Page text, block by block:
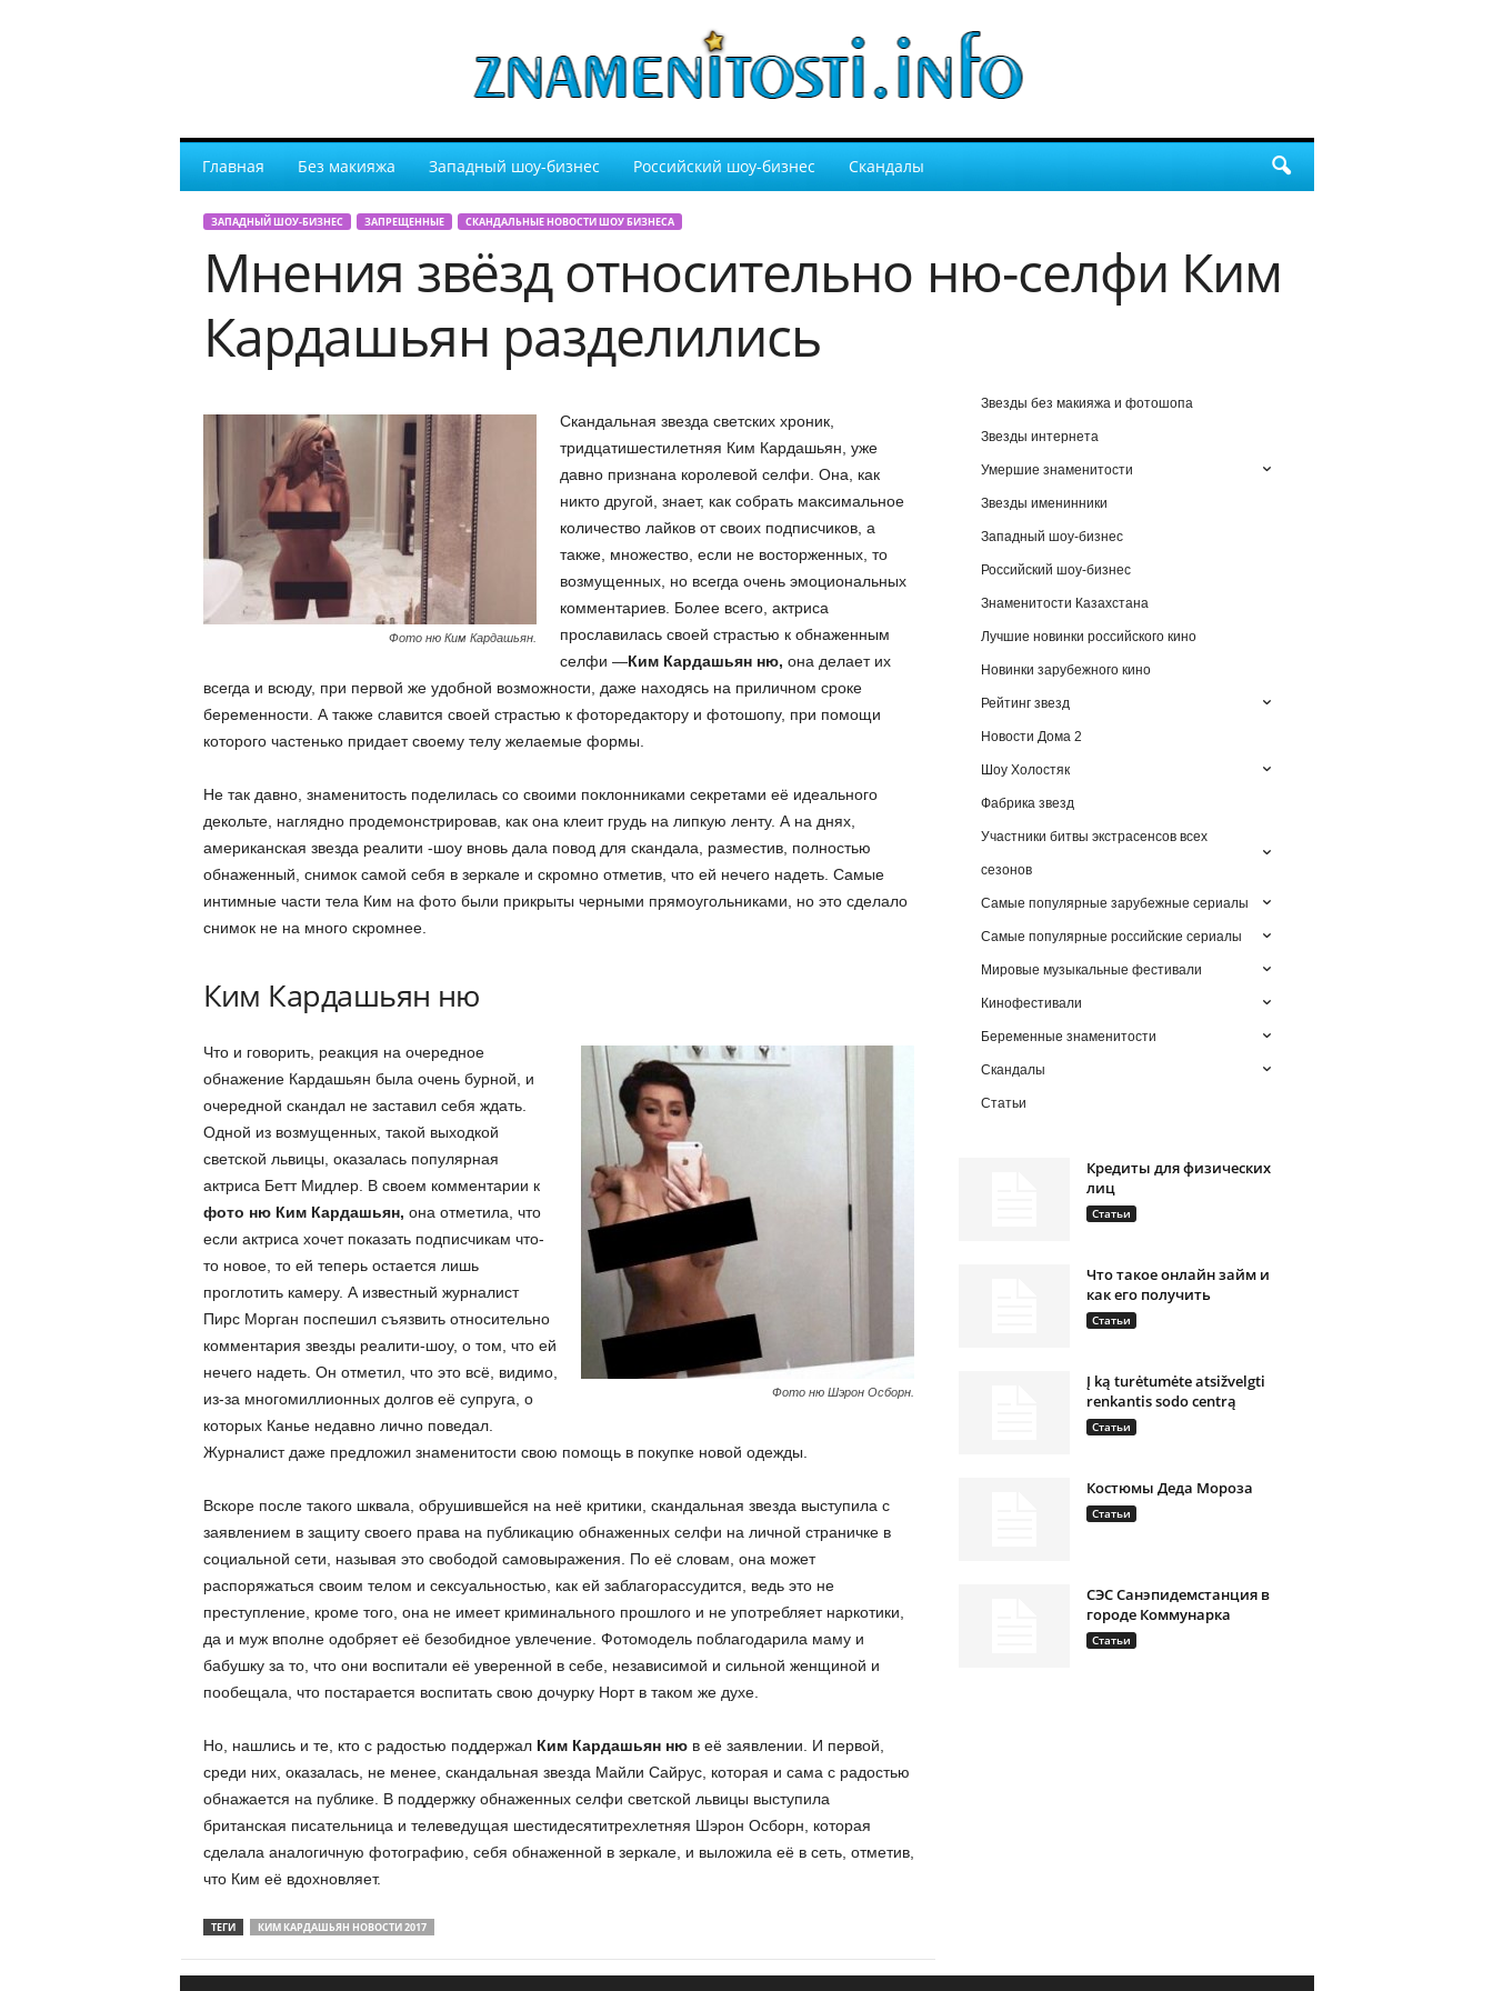
Главная Без макияжа Западный шоу-бизнес Российский шоу-бизнес Скандалы
ЗАПАДНЫЙ ШОУ-БИЗНЕС ЗАПРЕЩЕННЫЕ СКАНДАЛЬНЫЕ НОВОСТИ ШОУ БИЗНЕСА
Мнения звёзд относительно ню-селфи Ким
Кардашьян разделились
Фото ню Ким Кардашьян.
Скандальная звезда светских хроник,
тридцатишестилетняя Ким Кардашьян, уже
давно признана королевой селфи. Она, как
никто другой, знает, как собрать максимальное
количество лайков от своих подписчиков, а
также, множество, если не восторженных, то
возмущенных, но всегда очень эмоциональных
комментариев. Более всего, актриса
прославилась своей страстью к обнаженным
селфи —Ким Кардашьян ню, она делает их
всегда и всюду, при первой же удобной возможности, даже находясь на приличном сроке
беременности. А также славится своей страстью к фоторедактору и фотошопу, при помощи
которого частенько придает своему телу желаемые формы.
Не так давно, знаменитость поделилась со своими поклонниками секретами её идеального
декольте, наглядно продемонстрировав, как она клеит грудь на липкую ленту. А на днях,
американская звезда реалити -шоу вновь дала повод для скандала, разместив, полностью
обнаженный, снимок самой себя в зеркале и скромно отметив, что ей нечего надеть. Самые
интимные части тела Ким на фото были прикрыты черными прямоугольниками, но это сделало
снимок не на много скромнее.
Ким Кардашьян ню
Фото ню Шэрон Осборн.
Что и говорить, реакция на очередное
обнажение Кардашьян была очень бурной, и
очередной скандал не заставил себя ждать.
Одной из возмущенных, такой выходкой
светской львицы, оказалась популярная
актриса Бетт Мидлер. В своем комментарии к
фото ню Ким Кардашьян, она отметила, что
если актриса хочет показать подписчикам что-
то новое, то ей теперь остается лишь
проглотить камеру. А известный журналист
Пирс Морган поспешил съязвить относительно
комментария звезды реалити-шоу, о том, что ей
нечего надеть. Он отметил, что это всё, видимо,
из-за многомиллионных долгов её супруга, о
которых Канье недавно лично поведал.
Журналист даже предложил знаменитости свою помощь в покупке новой одежды.
Вскоре после такого шквала, обрушившейся на неё критики, скандальная звезда выступила с
заявлением в защиту своего права на публикацию обнаженных селфи на личной страничке в
социальной сети, называя это свободой самовыражения. По её словам, она может
распоряжаться своим телом и сексуальностью, как ей заблагорассудится, ведь это не
преступление, кроме того, она не имеет криминального прошлого и не употребляет наркотики,
да и муж вполне одобряет её безобидное увлечение. Фотомодель поблагодарила маму и
бабушку за то, что они воспитали её уверенной в себе, независимой и сильной женщиной и
пообещала, что постарается воспитать свою дочурку Норт в таком же духе.
Но, нашлись и те, кто с радостью поддержал Ким Кардашьян нюв её заявлении. И первой,
среди них, оказалась, не менее, скандальная звезда Майли Сайрус, которая и сама с радостью
обнажается на публике. В поддержку обнаженных селфи светской львицы выступила
британская писательница и телеведущая шестидесятитрехлетняя Шэрон Осборн, которая
сделала аналогичную фотографию, себя обнаженной в зеркале, и выложила её в сеть, отметив,
что Ким её вдохновляет.
ТЕГИ КИМ КАРДАШЬЯН НОВОСТИ 2017
Звезды без макияжа и фотошопа
Звезды интернета
Умершие знаменитости
Звезды именинники
Западный шоу-бизнес
Российский шоу-бизнес
Знаменитости Казахстана
Лучшие новинки российского кино
Новинки зарубежного кино
Рейтинг звезд
Новости Дома 2
Шоу Холостяк
Фабрика звезд
Участники битвы экстрасенсов всех
сезонов
Самые популярные зарубежные сериалы
Самые популярные российские сериалы
Мировые музыкальные фестивали
Кинофестивали
Беременные знаменитости
Скандалы
Статьи
Кредиты для физических
лиц
Статьи
Что такое онлайн займ и
как его получить
Статьи
Į ką turėtumėte atsižvelgti
renkantis sodo centrą
Статьи
Костюмы Деда Мороза
Статьи
СЭС Санэпидемстанция в
городе Коммунарка
Статьи